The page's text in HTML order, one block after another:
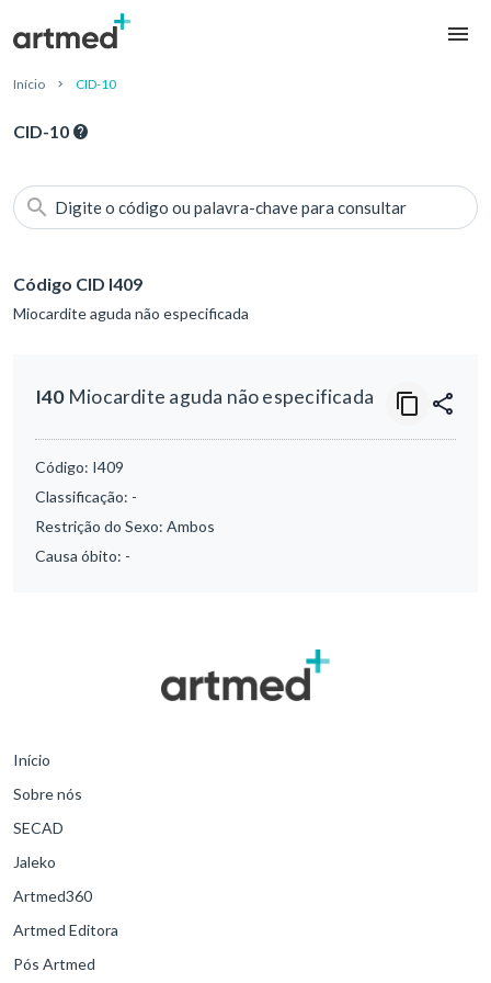
Início CID-10
CID-10
Digite o código ou palavra-chave para consultar
Código CID I409
Miocardite aguda não especificada
I40Miocardite aguda não especificada
Código: I409
Classificação: -
Restrição do Sexo: Ambos
Causa óbito: -
Início
Sobre nós
SECAD
Jaleko
Artmed360
Artmed Editora
Pós Artmed